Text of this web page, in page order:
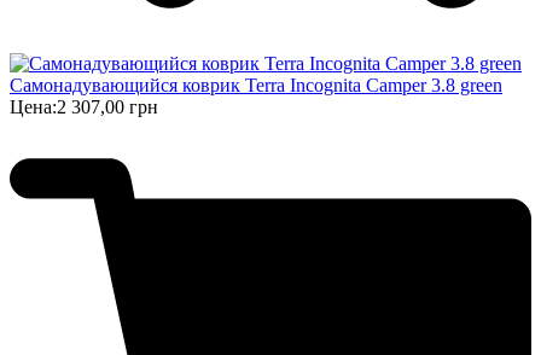
Самонадувающийся коврик Terra Incognita Camper 3.8 green
Цена:2 307,00 грн